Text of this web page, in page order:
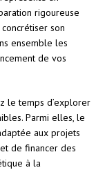
rigoureuse
son
ensemble les
de vos
le temps d’explorer
Parmi elles, le
aux projets
de financer des
à la